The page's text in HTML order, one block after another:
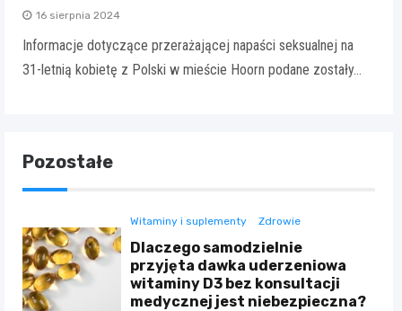
16 sierpnia 2024
Informacje dotyczące przerażającej napaści seksualnej na
31-letnią kobietę z Polski w mieście Hoorn podane zostały…
Pozostałe
Witaminy i suplementy Zdrowie
Dlaczego samodzielnie
przyjęta dawka uderzeniowa
witaminy D3 bez konsultacji
medycznej jest niebezpieczna?